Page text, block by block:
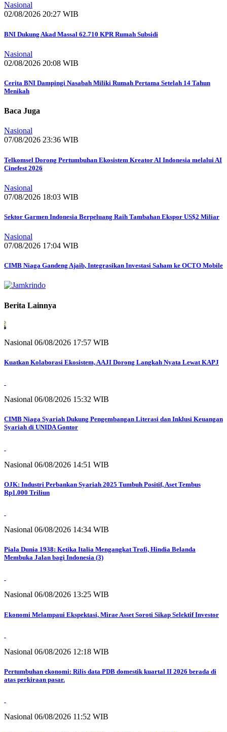
Nasional
02/08/2026 20:27 WIB
BNI Dukung Akad Massal 62.710 KPR Rumah Subsidi
Nasional
02/08/2026 20:08 WIB
Cerita BNI Dampingi Nasabah Miliki Rumah Pertama Setelah 14 Tahun
Menikah
Baca Juga
Nasional
07/08/2026 23:36 WIB
Telkomsel Dorong Pertumbuhan Ekosistem Kreator AI Indonesia melalui AI
Cinefest 2026
Nasional
07/08/2026 18:03 WIB
Sektor Garmen Indonesia Berpeluang Raih Tambahan Ekspor US$2 Miliar
Nasional
07/08/2026 17:04 WIB
CIMB Niaga Gandeng Ajaib, Integrasikan Investasi Saham ke OCTO Mobile
Berita Lainnya
Nasional 06/08/2026 17:57 WIB
Kuatkan Kolaborasi Ekosistem, AAJI Dorong Langkah Nyata Lewat KAPJ
Nasional 06/08/2026 15:32 WIB
CIMB Niaga Syariah Dukung Pengembangan Literasi dan Inklusi Keuangan
Syariah di UNIDA Gontor
Nasional 06/08/2026 14:51 WIB
OJK: Industri Perbankan Syariah 2025 Tumbuh Positif, Aset Tembus
Rp1.000 Triliun
Nasional 06/08/2026 14:34 WIB
Piala Dunia 1938: Ketika Italia Mengangkat Trofi, Hindia Belanda
Membuka Jalan bagi Indonesia (3)
Nasional 06/08/2026 13:25 WIB
Ekonomi Melampaui Ekspektasi, Mirae Asset Soroti Sikap Selektif Investor
Nasional 06/08/2026 12:18 WIB
Pertumbuhan ekonomi: Rilis data PDB domestik kuartal II 2026 berada di
atas perkiraan pasar.
Nasional 06/08/2026 11:52 WIB